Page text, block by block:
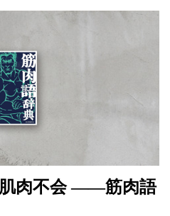
肉不会 ——筋肉語